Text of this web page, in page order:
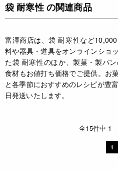
袋 耐寒性 の関連商品
富澤商店は、袋 耐寒性など
料や器具・道具をオンラインショ
た袋 耐寒性のほか、製菓・製パ
食材もお値打ち価格でご提供。お
と各季節におすすめのレシピが豊
日発送いたします。
全15件中 1 -
1